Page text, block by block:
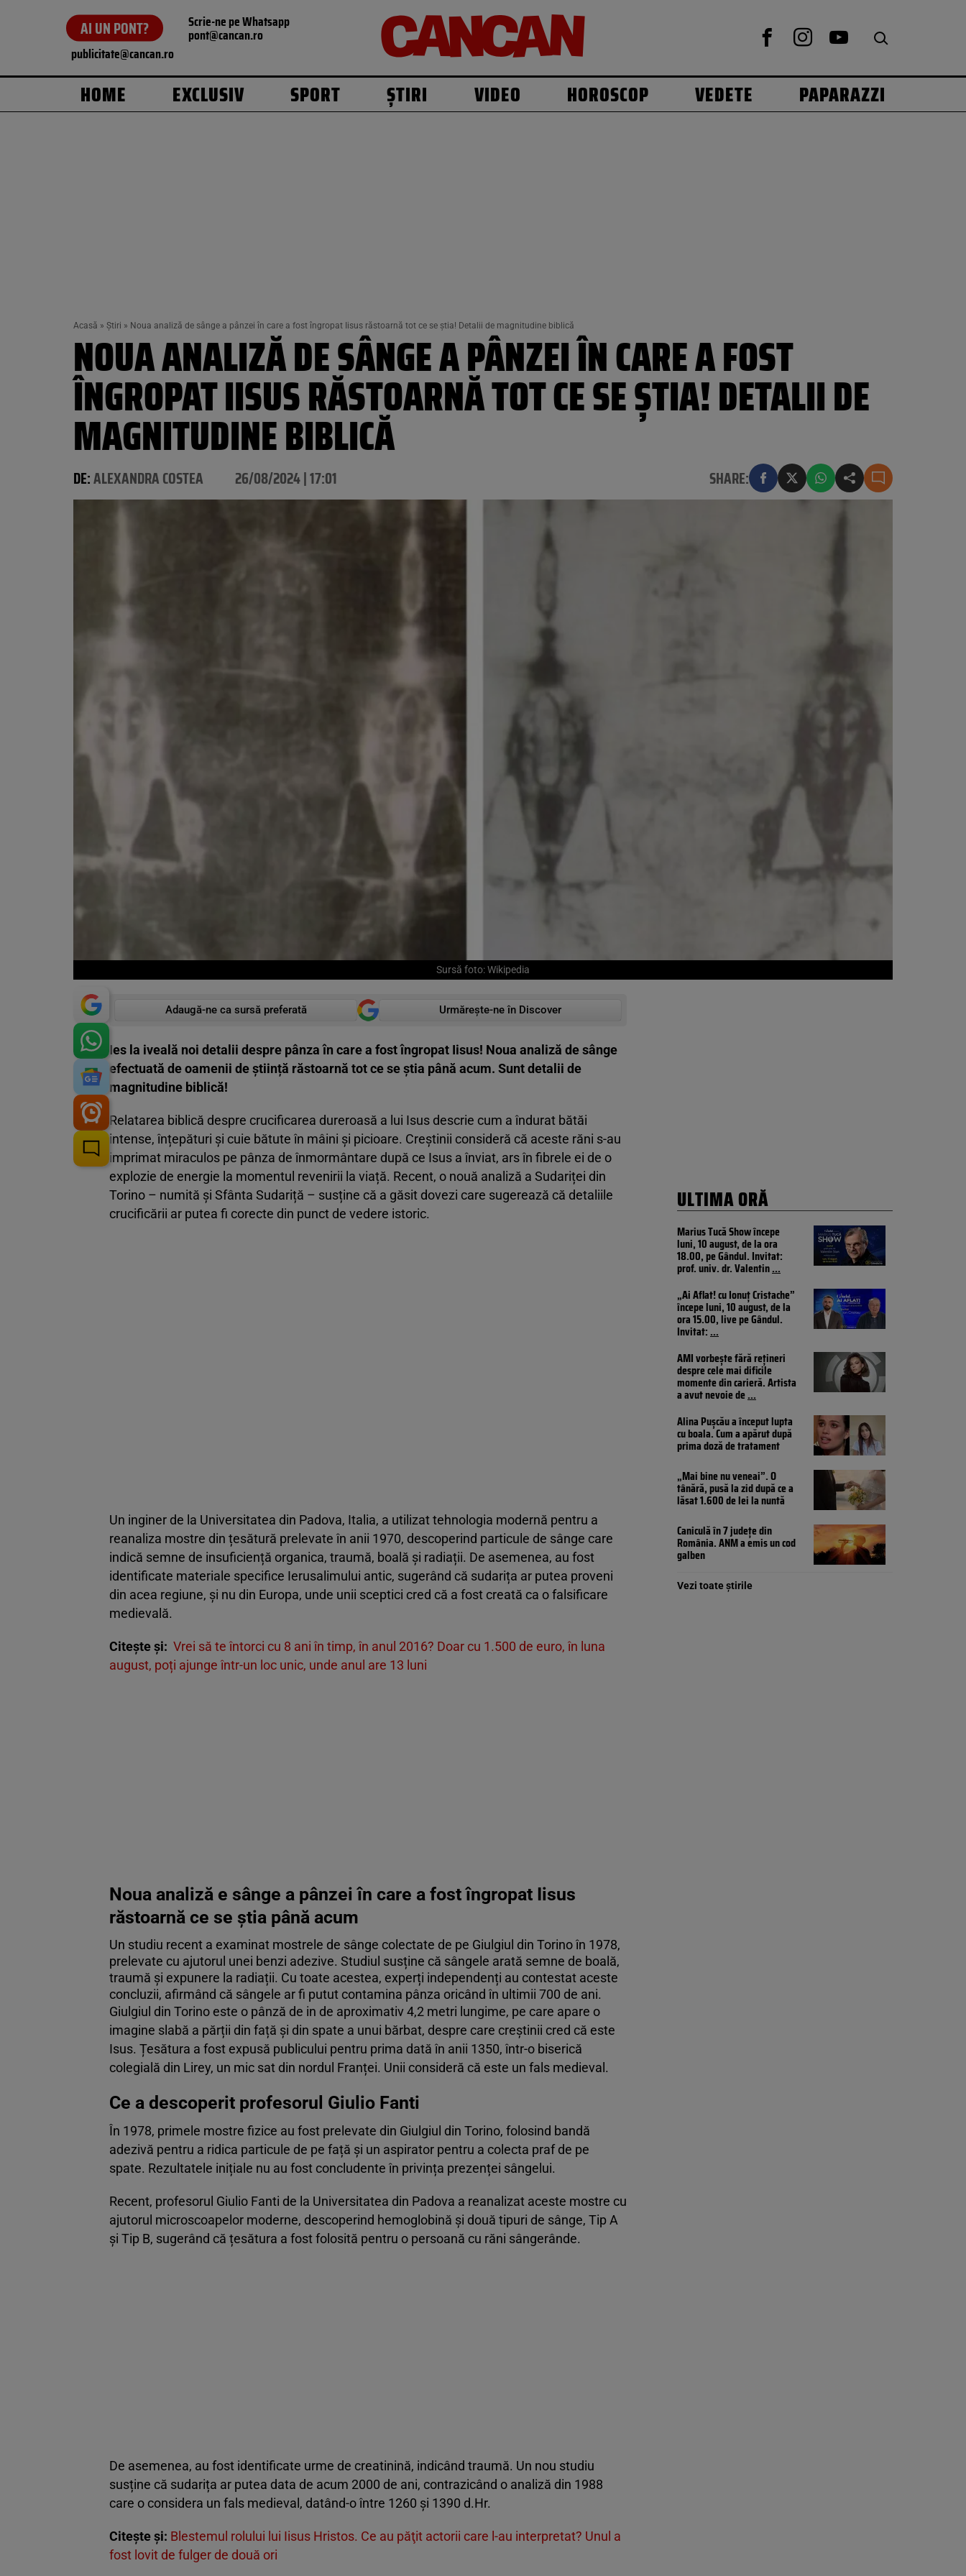
AI UN PONT? Scrie-ne pe Whatsapp
pont@cancan.ro
publicitate@cancan.ro
HOME EXCLUSIV SPORT ȘTIRI VIDEO HOROSCOP VEDETE PAPARAZZI
Acasă » Știri » Noua analiză de sânge a pânzei în care a fost îngropat Iisus răstoarnă tot ce se ştia! Detalii de magnitudine biblică
NOUA ANALIZĂ DE SÂNGE A PÂNZEI ÎN CARE A FOST
ÎNGROPAT IISUS RĂSTOARNĂ TOT CE SE ŞTIA! DETALII DE
MAGNITUDINE BIBLICĂ
DE:ALEXANDRA COSTEA 26/08/2024 | 17:01 SHARE:
Sursă foto: Wikipedia
Adaugă-ne ca sursă preferată Urmărește-ne în Discover
Ies la iveală noi detalii despre pânza în care a fost îngropat Iisus! Noua analiză de sânge
efectuată de oamenii de știință răstoarnă tot ce se știa până acum. Sunt detalii de
magnitudine biblică!
Relatarea biblică despre crucificarea dureroasă a lui Isus descrie cum a îndurat bătăi
intense, înțepături și cuie bătute în mâini și picioare. Creștinii consideră că aceste răni s-au
imprimat miraculos pe pânza de înmormântare după ce Isus a înviat, ars în fibrele ei de o
explozie de energie la momentul revenirii la viață. Recent, o nouă analiză a Sudariței din
Torino – numită și Sfânta Sudariță – susține că a găsit dovezi care sugerează că detaliile
crucificării ar putea fi corecte din punct de vedere istoric.
Un inginer de la Universitatea din Padova, Italia, a utilizat tehnologia modernă pentru a
reanaliza mostre din țesătură prelevate în anii 1970, descoperind particule de sânge care
indică semne de insuficiență organica, traumă, boală și radiații. De asemenea, au fost
identificate materiale specifice Ierusalimului antic, sugerând că sudarița ar putea proveni
din acea regiune, și nu din Europa, unde unii sceptici cred că a fost creată ca o falsificare
medievală.
Citește și: Vrei să te întorci cu 8 ani în timp, în anul 2016? Doar cu 1.500 de euro, în luna
august, poți ajunge într-un loc unic, unde anul are 13 luni
Noua analiză e sânge a pânzei în care a fost îngropat Iisus
răstoarnă ce se știa până acum
Un studiu recent a examinat mostrele de sânge colectate de pe Giulgiul din Torino în 1978,
prelevate cu ajutorul unei benzi adezive. Studiul susține că sângele arată semne de boală,
traumă și expunere la radiații. Cu toate acestea, experți independenți au contestat aceste
concluzii, afirmând că sângele ar fi putut contamina pânza oricând în ultimii 700 de ani.
Giulgiul din Torino este o pânză de in de aproximativ 4,2 metri lungime, pe care apare o
imagine slabă a părții din față și din spate a unui bărbat, despre care creștinii cred că este
Isus. Țesătura a fost expusă publicului pentru prima dată în anii 1350, într-o biserică
colegială din Lirey, un mic sat din nordul Franței. Unii consideră că este un fals medieval.
Ce a descoperit profesorul Giulio Fanti
În 1978, primele mostre fizice au fost prelevate din Giulgiul din Torino, folosind bandă
adezivă pentru a ridica particule de pe față și un aspirator pentru a colecta praf de pe
spate. Rezultatele inițiale nu au fost concludente în privința prezenței sângelui.
Recent, profesorul Giulio Fanti de la Universitatea din Padova a reanalizat aceste mostre cu
ajutorul microscoapelor moderne, descoperind hemoglobină și două tipuri de sânge, Tip A
și Tip B, sugerând că țesătura a fost folosită pentru o persoană cu răni sângerânde.
De asemenea, au fost identificate urme de creatinină, indicând traumă. Un nou studiu
susține că sudarița ar putea data de acum 2000 de ani, contrazicând o analiză din 1988
care o considera un fals medieval, datând-o între 1260 și 1390 d.Hr.
Citește și: Blestemul rolului lui Iisus Hristos. Ce au păţit actorii care l-au interpretat? Unul a
fost lovit de fulger de două ori
ULTIMA ORĂ
Marius Tucă Show începe
luni, 10 august, de la ora
18.00, pe Gândul. Invitat:
prof. univ. dr. Valentin...
„Ai Aflat! cu Ionuț Cristache”
începe luni, 10 august, de la
ora 15.00, live pe Gândul.
Invitat:...
AMI vorbește fără rețineri
despre cele mai dificile
momente din carieră. Artista
a avut nevoie de...
Alina Pușcău a început lupta
cu boala. Cum a apărut după
prima doză de tratament
„Mai bine nu veneai”. O
tânără, pusă la zid după ce a
lăsat 1.600 de lei la nuntă
Caniculă în 7 județe din
România. ANM a emis un cod
galben
Vezi toate știrile